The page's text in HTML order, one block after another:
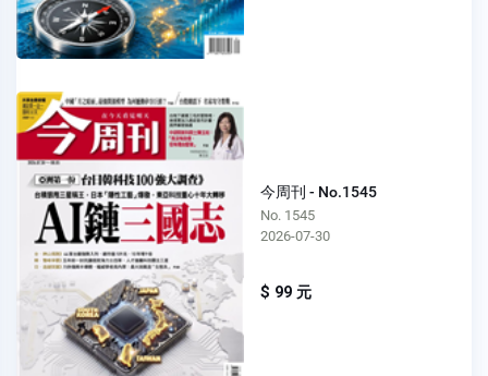
今周刊 - No.1545
No. 1545
2026-07-30
$ 99 元